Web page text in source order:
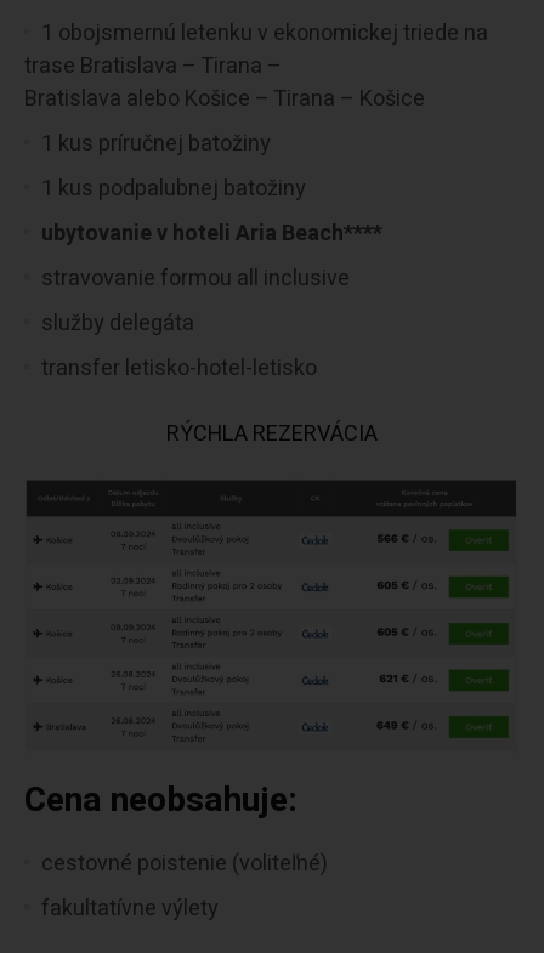
1 obojsmernú letenku v ekonomickej triede na
trase Bratislava – Tirana –
Bratislava alebo Košice – Tirana – Košice
1 kus príručnej batožiny
1 kus podpalubnej batožiny
ubytovanie v hoteli Aria Beach****
stravovanie formou all inclusive
služby delegáta
transfer letisko-hotel-letisko
RÝCHLA REZERVÁCIA
Cena neobsahuje:
cestovné poistenie (voliteľné)​
fakultatívne výlety